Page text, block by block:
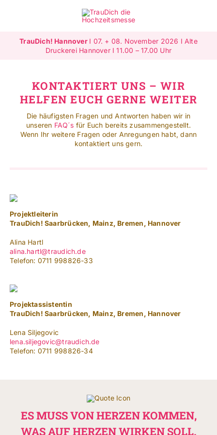
Überblick
Highlights
Gewinnspiele
TrauDich! Hannover I 07. + 08. November 2026 I Alte
Druckerei Hannover I 11.00 – 17.00 Uhr
KONTAKTIERT UNS – WIR
HELFEN EUCH GERNE WEITER
Die häufigsten Fragen und Antworten haben wir in
unseren FAQ´s für Euch bereits zusammengestellt.
Wenn Ihr weitere Fragen oder Anregungen habt, dann
kontaktiert uns gern.
Projektleiterin
TrauDich! Saarbrücken, Mainz, Bremen, Hannover
Alina Hartl
alina.hartl@traudich.de
Telefon: 0711 998826-33
Projektassistentin
TrauDich! Saarbrücken, Mainz, Bremen, Hannover
Lena Siljegovic
lena.siljegovic@traudich.de
Telefon: 0711 998826-34
ES MUSS VON HERZEN KOMMEN,
WAS AUF HERZEN WIRKEN SOLL.